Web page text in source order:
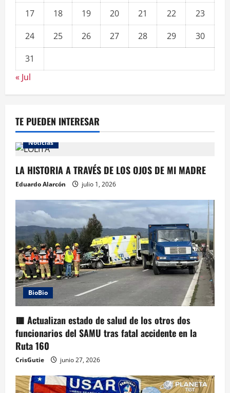
17
18 19 20 21 22
23
24
25 26 27 28 29
30
31
« Jul
TE PUEDEN INTERESAR
Noticias
LA HISTORIA A TRAVÉS DE LOS OJOS DE MI MADRE
Eduardo Alarcón julio 1, 2026
BioBio
🟥 Actualizan estado de salud de los otros dos
funcionarios del SAMU tras fatal accidente en la
Ruta 160
CrisGutie junio 27, 2026